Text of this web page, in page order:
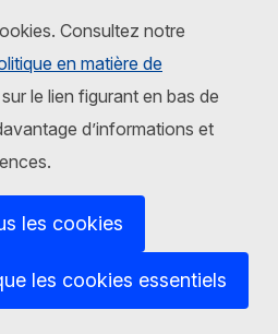
Consultez notre
en matière de
le lien figurant en bas de
d’informations et
les cookies
les cookies essentiels